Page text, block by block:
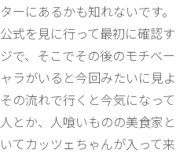
ターにあるかも知れないです。
公式を見に行って最初に確認
ジで、そこでその後のモチベ
ャラがいると今回みたいに見
その流れで行くと今気になっ
人とか、人喰いものの美食家
いてカッツェちゃんが入って